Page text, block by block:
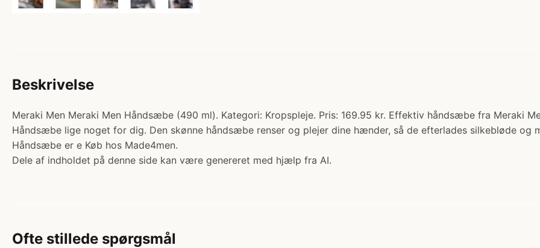
Beskrivelse
Meraki Men Meraki Men Håndsæbe (490 ml). Kategori: Kropspleje. Pris: 169.95 kr. Effektiv håndsæbe fra Meraki
Håndsæbe lige noget for dig. Den skønne håndsæbe renser og plejer dine hænder, så de efterlades silkebløde og
Håndsæbe er e Køb hos Made4men.
Dele af indholdet på denne side kan være genereret med hjælp fra AI.
Ofte stillede spørgsmål